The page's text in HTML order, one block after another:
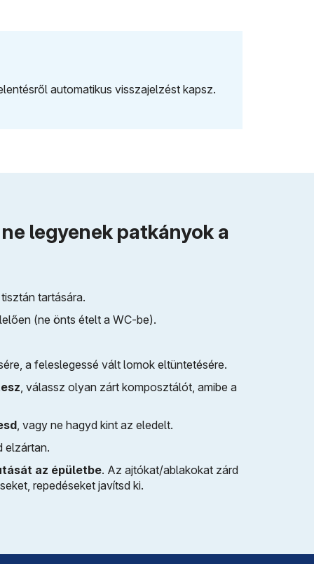
automatikus visszajelzést kapsz.
legyenek patkányok a
tartására.
(ne önts ételt a WC-be).
a feleslegessé vált lomok eltüntetésére.
, válassz olyan zárt komposztálót, amibe a
, vagy ne hagyd kint az eledelt.
elzártan.
az épületbe. Az ajtókat/ablakokat zárd
repedéseket javítsd ki.